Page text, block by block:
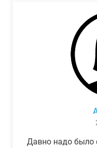
Давно надо было